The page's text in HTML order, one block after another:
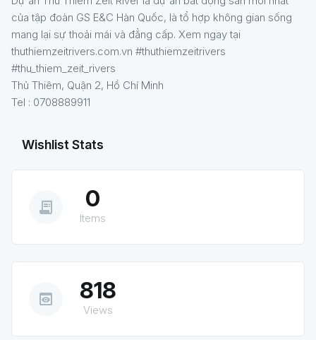
của tập đoàn GS E&C Hàn Quốc, là tổ hợp không gian sống
mang lại sự thoải mái và đẳng cấp. Xem ngay tại
thuthiemzeitrivers.com.vn #thuthiemzeitrivers
#thu_thiem_zeit_rivers
Thủ Thiêm, Quận 2, Hồ Chí Minh
Tel : 0708889911
Wishlist Stats
receipt_long 0
Items
preview 818
Views